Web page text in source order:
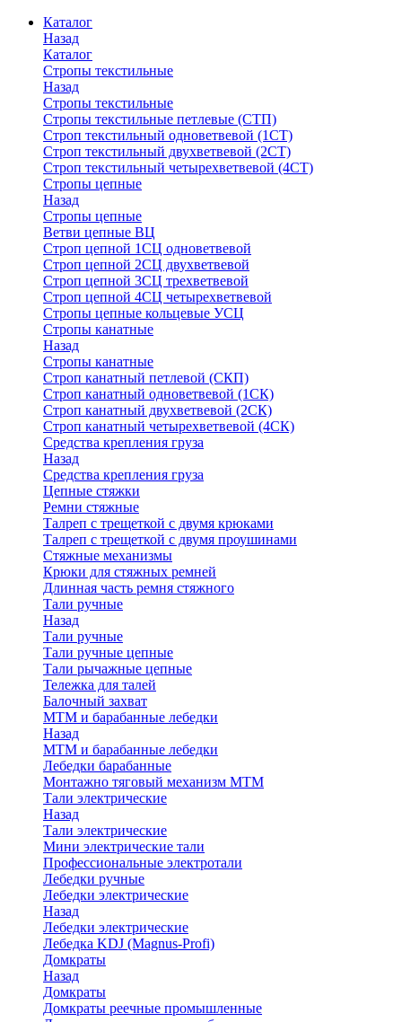
Каталог
Назад
Каталог
Стропы текстильные
Назад
Стропы текстильные
Стропы текстильные петлевые (СТП)
Строп текстильный одноветвевой (1СТ)
Строп текстильный двухветвевой (2СТ)
Строп текстильный четырехветвевой (4СТ)
Стропы цепные
Назад
Стропы цепные
Ветви цепные ВЦ
Строп цепной 1СЦ одноветвевой
Строп цепной 2СЦ двухветвевой
Строп цепной 3СЦ трехветвевой
Строп цепной 4СЦ четырехветвевой
Стропы цепные кольцевые УСЦ
Стропы канатные
Назад
Стропы канатные
Строп канатный петлевой (СКП)
Строп канатный одноветвевой (1СК)
Строп канатный двухветвевой (2СК)
Строп канатный четырехветвевой (4СК)
Средства крепления груза
Назад
Средства крепления груза
Цепные стяжки
Ремни стяжные
Талреп с трещеткой с двумя крюками
Талреп с трещеткой с двумя проушинами
Стяжные механизмы
Крюки для стяжных ремней
Длинная часть ремня стяжного
Тали ручные
Назад
Тали ручные
Тали ручные цепные
Тали рычажные цепные
Тележка для талей
Балочный захват
МТМ и барабанные лебедки
Назад
МТМ и барабанные лебедки
Лебедки барабанные
Монтажно тяговый механизм МТМ
Тали электрические
Назад
Тали электрические
Мини электрические тали
Профессиональные электротали
Лебедки ручные
Лебедки электрические
Назад
Лебедки электрические
Лебедка KDJ (Magnus-Profi)
Домкраты
Назад
Домкраты
Домкраты реечные промышленные